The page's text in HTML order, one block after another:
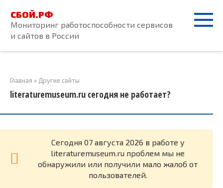
контенту
СБОЙ.РФ
Мониторинг работоспособности сервисов
и сайтов в России
Главная » Другие сайты
literaturemuseum.ru сегодня не работает?
Cегодня 07 августа 2026 в работе у
literaturemuseum.ru проблем мы не
обнаружили или получили мало жалоб от
пользователей.